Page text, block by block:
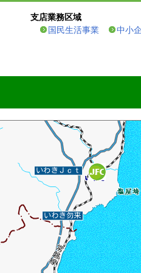
支店業務区域
国民生活事業
中小